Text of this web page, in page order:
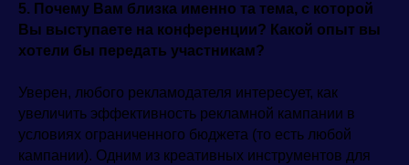
5. Почему Вам близка именно та тема, с которой
Вы выступаете на конференции? Какой опыт вы
хотели бы передать участникам?
Уверен, любого рекламодателя интересует, как
увеличить эффективность рекламной кампании в
условиях ограниченного бюджета (то есть любой
кампании). Одним из креативных инструментов для